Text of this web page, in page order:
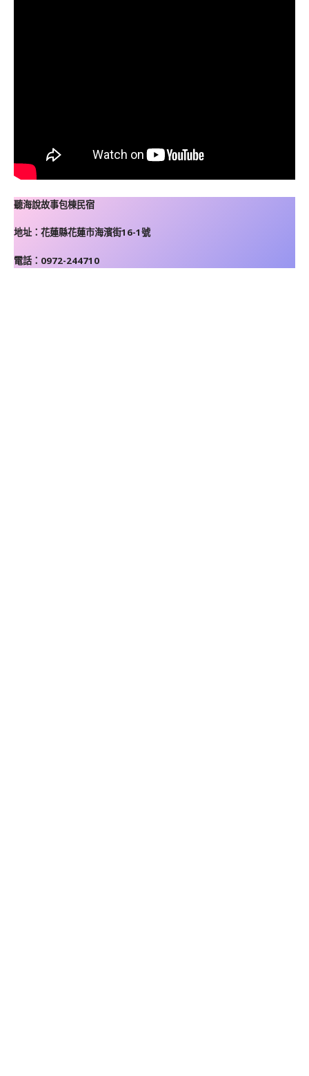
聽海說故事包棟民宿
地址：花蓮縣花蓮市海濱街16-1號
電話：0972-244710